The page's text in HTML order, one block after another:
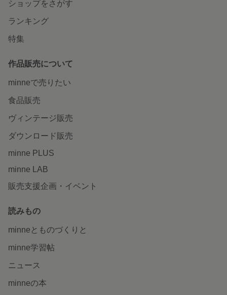
ショップをさがす
ランキング
特集
作品販売について
minneで売りたい
食品販売
ヴィンテージ販売
ダウンロード販売
minne PLUS
minne LAB
販売支援企画・イベント
読みもの
minneとものづくりと
minne学習帖
ニュース
minneの本